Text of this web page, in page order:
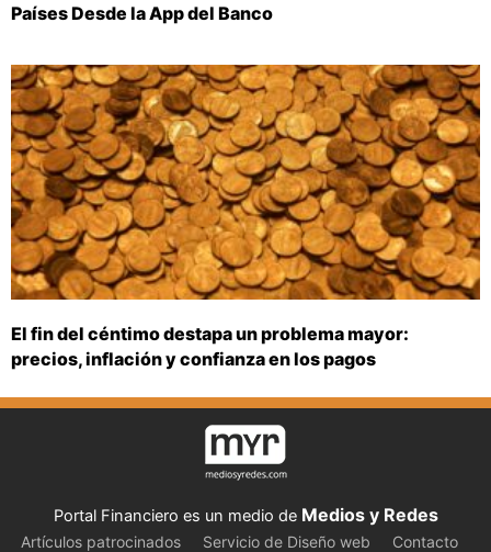
Países Desde la App del Banco
El fin del céntimo destapa un problema mayor:
precios, inflación y confianza en los pagos
Portal Financiero es un medio de Medios y Redes
Artículos patrocinados Servicio de Diseño web
Contacto